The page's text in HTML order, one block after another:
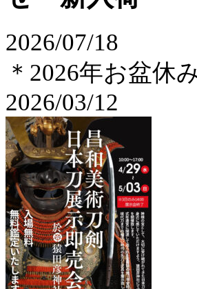
2026/07/18
＊2026年お盆休
2026/03/12